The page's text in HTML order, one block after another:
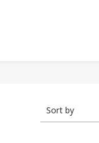
Sort by